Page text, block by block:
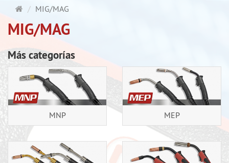
Página
inicio
MIG/MAG
MIG/MAG
Más categorías
MNP MEP